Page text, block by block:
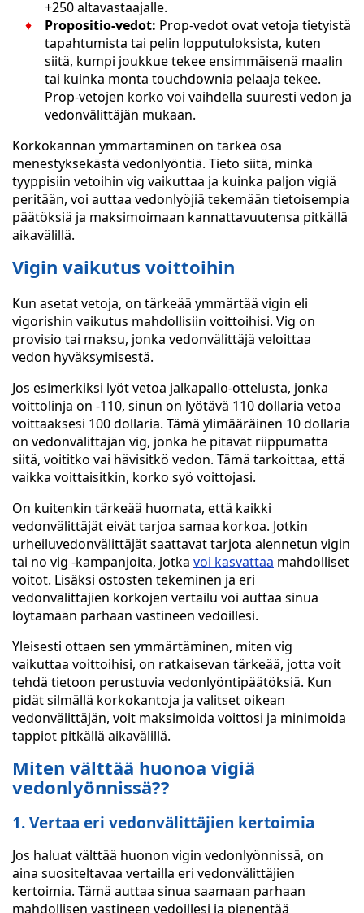
+250 altavastaajalle.
Propositio-vedot: Prop-vedot ovat vetoja tietyistä
tapahtumista tai pelin lopputuloksista, kuten
siitä, kumpi joukkue tekee ensimmäisenä maalin
tai kuinka monta touchdownia pelaaja tekee.
Prop-vetojen korko voi vaihdella suuresti vedon ja
vedonvälittäjän mukaan.
Korkokannan ymmärtäminen on tärkeä osa
menestyksekästä vedonlyöntiä. Tieto siitä, minkä
tyyppisiin vetoihin vig vaikuttaa ja kuinka paljon vigiä
peritään, voi auttaa vedonlyöjiä tekemään tietoisempia
päätöksiä ja maksimoimaan kannattavuutensa pitkällä
aikavälillä.
Vigin vaikutus voittoihin
Kun asetat vetoja, on tärkeää ymmärtää vigin eli
vigorishin vaikutus mahdollisiin voittoihisi. Vig on
provisio tai maksu, jonka vedonvälittäjä veloittaa
vedon hyväksymisestä.
Jos esimerkiksi lyöt vetoa jalkapallo-ottelusta, jonka
voittolinja on -110, sinun on lyötävä 110 dollaria vetoa
voittaaksesi 100 dollaria. Tämä ylimääräinen 10 dollaria
on vedonvälittäjän vig, jonka he pitävät riippumatta
siitä, voititko vai hävisitkö vedon. Tämä tarkoittaa, että
vaikka voittaisitkin, korko syö voittojasi.
On kuitenkin tärkeää huomata, että kaikki
vedonvälittäjät eivät tarjoa samaa korkoa. Jotkin
urheiluvedonvälittäjät saattavat tarjota alennetun vigin
tai no vig -kampanjoita, jotka voi kasvattaa mahdolliset
voitot. Lisäksi ostosten tekeminen ja eri
vedonvälittäjien korkojen vertailu voi auttaa sinua
löytämään parhaan vastineen vedoillesi.
Yleisesti ottaen sen ymmärtäminen, miten vig
vaikuttaa voittoihisi, on ratkaisevan tärkeää, jotta voit
tehdä tietoon perustuvia vedonlyöntipäätöksiä. Kun
pidät silmällä korkokantoja ja valitset oikean
vedonvälittäjän, voit maksimoida voittosi ja minimoida
tappiot pitkällä aikavälillä.
Miten välttää huonoa vigiä
vedonlyönnissä??
1. Vertaa eri vedonvälittäjien kertoimia
Jos haluat välttää huonon vigin vedonlyönnissä, on
aina suositeltavaa vertailla eri vedonvälittäjien
kertoimia. Tämä auttaa sinua saamaan parhaan
mahdollisen vastineen vedoillesi ja pienentää